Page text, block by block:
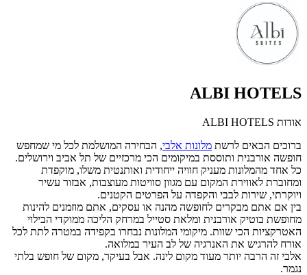
ALBI HOTELS
אודות ALBI HOTELS
ברוכים הבאים לרשת מלונות אלבי, הבחירה המושלמת לכל מי שמחפש
חופשה אורבנית ותוססת במיקומים הכי מרכזיים של תל אביב וירושלים.
כל אחד מהמלונות מעניק חוויה ייחודית ואותנטית משלו, מוקפדת
ומחוברת לאווירת המקום עם מגוון סוויטות מעוצבות, אבזור עשיר
ויוקרתי, שירות לבבי והקפדה על הפרטים הקטנים.
בין אם אתם מבקרים לחופשה מהנה או עסקים, אתם מוזמנים להינות
מחופשת בוטיק אורבנית ומלאת סטייל במרחק הליכה ממוקדי הבילוי
האטרקציות הכי שוות. מיקומי המלונות נבחרו בקפידה במטרה לתת לכל
אורח להרגיש את האנרגיה של לב העיר במלואה.
אלבי זה הרבה יותר מעוד מקום לינה. אבל בעיקר, מקום של חופש בלתי
נגמר.